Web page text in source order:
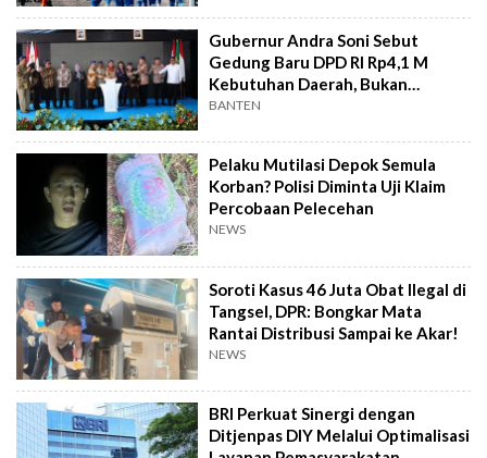
Gubernur Andra Soni Sebut
Gedung Baru DPD RI Rp4,1 M
Kebutuhan Daerah, Bukan
Senator
BANTEN
Pelaku Mutilasi Depok Semula
Korban? Polisi Diminta Uji Klaim
Percobaan Pelecehan
NEWS
Soroti Kasus 46 Juta Obat Ilegal di
Tangsel, DPR: Bongkar Mata
Rantai Distribusi Sampai ke Akar!
NEWS
BRI Perkuat Sinergi dengan
Ditjenpas DIY Melalui Optimalisasi